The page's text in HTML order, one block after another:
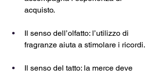
acquisto.
Il senso dell’olfatto: l’utilizzo di
fragranze aiuta a stimolare i ricordi.
Il senso del tatto: la merce deve